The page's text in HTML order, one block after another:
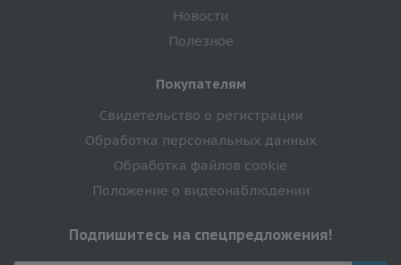
Новости
Полезное
Покупателям
Свидетельство о регистрации
Обработка персональных данных
Обработка файлов cookie
Положение о видеонаблюдении
Подпишитесь на спецпредложения!